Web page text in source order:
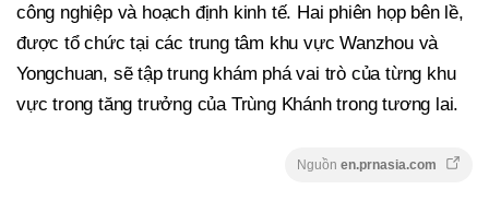
công nghiệp và hoạch định kinh tế. Hai phiên họp bên lề,
được tổ chức tại các trung tâm khu vực Wanzhou và
Yongchuan, sẽ tập trung khám phá vai trò của từng khu
vực trong tăng trưởng của Trùng Khánh trong tương lai.
Nguồn en.prnasia.com